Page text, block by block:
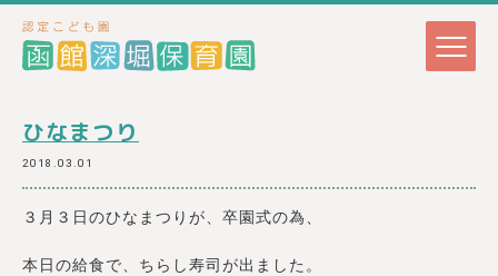
ひなまつり
2018.03.01
３月３日のひなまつりが、卒園式の為、
本日の給食で、ちらし寿司が出ました。